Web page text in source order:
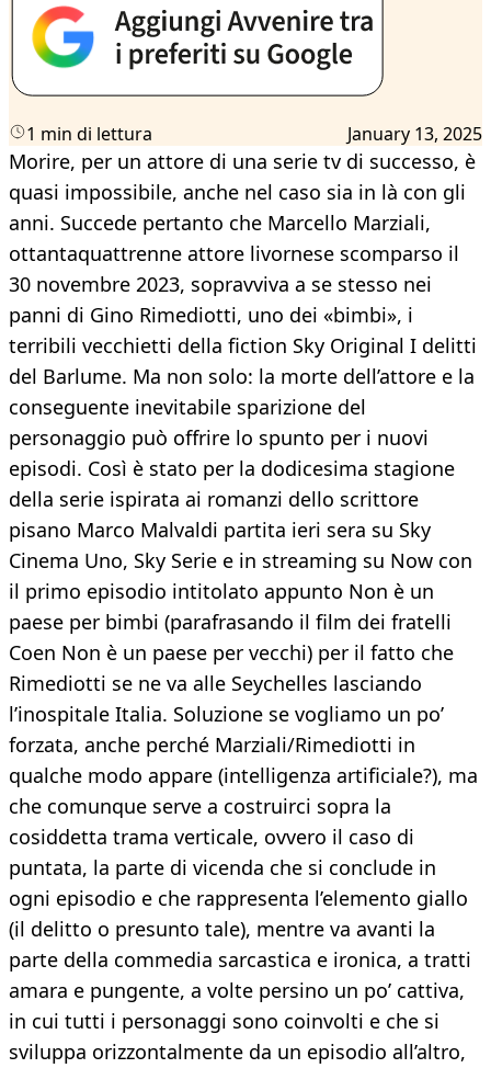
1 min di lettura January 13, 2025
Morire, per un attore di una serie tv di successo, è
quasi impossibile, anche nel caso sia in là con gli
anni. Succede pertanto che Marcello Marziali,
ottantaquattrenne attore livornese scomparso il
30 novembre 2023, sopravviva a se stesso nei
panni di Gino Rimediotti, uno dei «bimbi», i
terribili vecchietti della fiction Sky Original I delitti
del Barlume. Ma non solo: la morte dell’attore e la
conseguente inevitabile sparizione del
personaggio può offrire lo spunto per i nuovi
episodi. Così è stato per la dodicesima stagione
della serie ispirata ai romanzi dello scrittore
pisano Marco Malvaldi partita ieri sera su Sky
Cinema Uno, Sky Serie e in streaming su Now con
il primo episodio intitolato appunto Non è un
paese per bimbi (parafrasando il film dei fratelli
Coen Non è un paese per vecchi) per il fatto che
Rimediotti se ne va alle Seychelles lasciando
l’inospitale Italia. Soluzione se vogliamo un po’
forzata, anche perché Marziali/Rimediotti in
qualche modo appare (intelligenza artificiale?), ma
che comunque serve a costruirci sopra la
cosiddetta trama verticale, ovvero il caso di
puntata, la parte di vicenda che si conclude in
ogni episodio e che rappresenta l’elemento giallo
(il delitto o presunto tale), mentre va avanti la
parte della commedia sarcastica e ironica, a tratti
amara e pungente, a volte persino un po’ cattiva,
in cui tutti i personaggi sono coinvolti e che si
sviluppa orizzontalmente da un episodio all’altro,